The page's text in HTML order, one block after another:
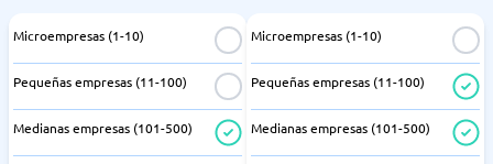
Microempresas (1-10)
Pequeñas empresas (11-100)
Medianas empresas (101-500)
Microempresas (1-10)
Pequeñas empresas (11-100)
Medianas empresas (101-500)